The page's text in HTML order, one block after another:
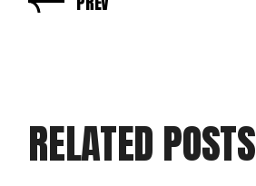
RELATED POSTS